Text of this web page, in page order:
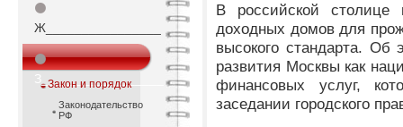
⚫
Ж________________
⚫
З_________________
Закон и порядок
Законодательство
РФ
В российской столице
доходных домов для
высокого стандарта. Об
развития Москвы как
финансовых услуг,
заседании городского